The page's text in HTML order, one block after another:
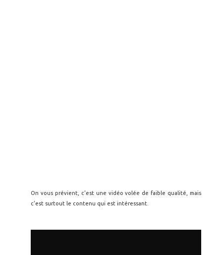
On vous prévient, c'est une vidéo volée de faible qualité, mais
c'est surtout le contenu qui est intéressant.